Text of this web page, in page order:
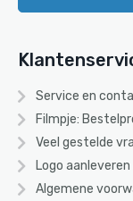
Service en
Filmpje:
Veel gestelde
Logo
Algemene